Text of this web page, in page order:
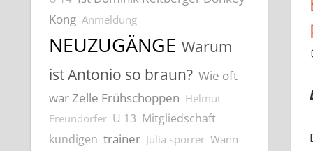
Kong Anmeldung
NEUZUGÄNGE Warum
ist Antonio so braun? Wie oft
war Zelle Frühschoppen Helmut
Freundorfer U 13 Mitgliedschaft
kündigen trainer Julia sporrer Wann